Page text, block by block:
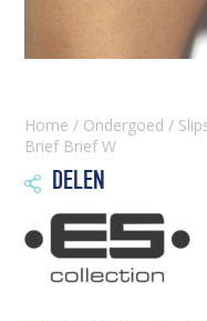
Home / Ondergoed /
Brief Brief W
 DELEN